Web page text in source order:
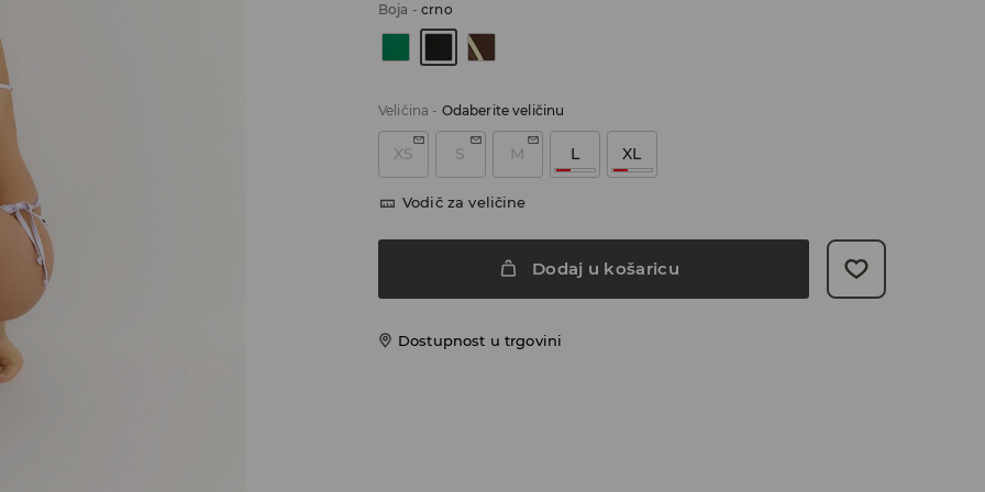
Boja -crno
Veličina - Odaberite veličinu
XS S M L XL
Vodič za veličine
Dodaj u košaricu
Dostupnost u trgovini